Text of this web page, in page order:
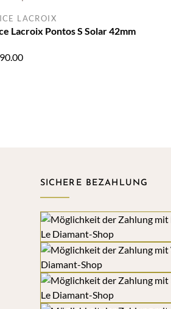
Lacroix Pontos S Solar 42mm
LACROIX
SICHERE BEZAHLUNG